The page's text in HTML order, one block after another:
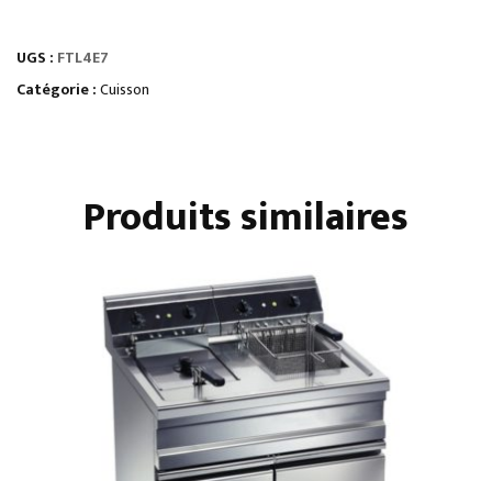
PLAQUE
À
UGS : FTL4E7
Catégorie :Cuisson
Produits similaires